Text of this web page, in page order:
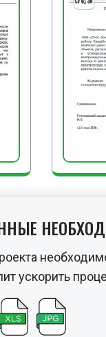
ускорить